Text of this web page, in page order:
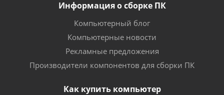
Информация о сборке ПК
Компьютерный блог
Компьютерные новости
Рекламные предложения
Производители компонентов для сборки ПК
Как купить компьютер